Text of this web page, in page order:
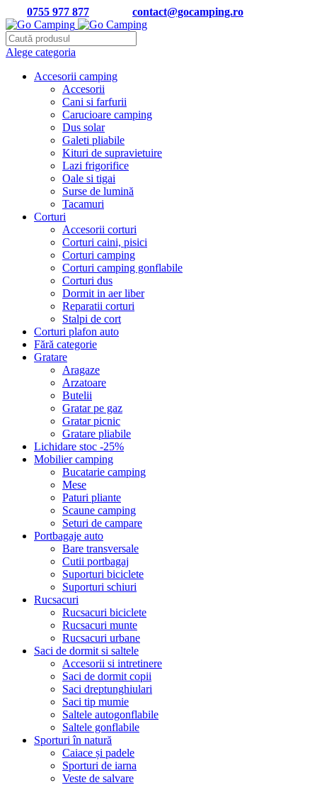
0755 977 877 contact@gocamping.ro
Alege categoria
Accesorii camping
Accesorii
Cani si farfurii
Carucioare camping
Dus solar
Galeti pliabile
Kituri de supravietuire
Lazi frigorifice
Oale si tigai
Surse de lumină
Tacamuri
Corturi
Accesorii corturi
Corturi caini, pisici
Corturi camping
Corturi camping gonflabile
Corturi dus
Dormit in aer liber
Reparatii corturi
Stalpi de cort
Corturi plafon auto
Fără categorie
Gratare
Aragaze
Arzatoare
Butelii
Gratar pe gaz
Gratar picnic
Gratare pliabile
Lichidare stoc -25%
Mobilier camping
Bucatarie camping
Mese
Paturi pliante
Scaune camping
Seturi de campare
Portbagaje auto
Bare transversale
Cutii portbagaj
Suporturi biciclete
Suporturi schiuri
Rucsacuri
Rucsacuri biciclete
Rucsacuri munte
Rucsacuri urbane
Saci de dormit si saltele
Accesorii si intretinere
Saci de dormit copii
Saci dreptunghiulari
Saci tip mumie
Saltele autogonflabile
Saltele gonflabile
Sporturi în natură
Caiace și padele
Sporturi de iarna
Veste de salvare